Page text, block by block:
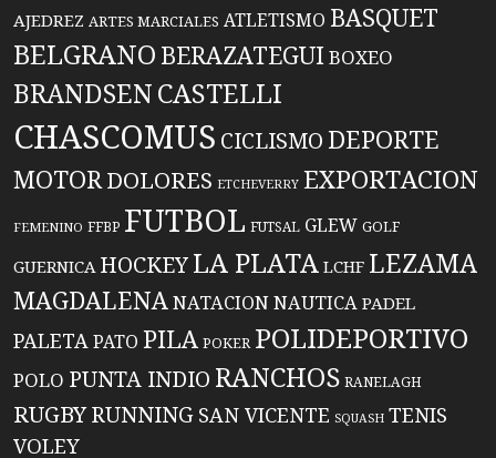
AJEDREZ ARTES MARCIALES ATLETISMO BASQUET
BELGRANO BERAZATEGUIBOXEO
BRANDSENCASTELLI
CHASCOMUS CICLISMO DEPORTE
MOTORDOLORES ETCHEVERRY EXPORTACION
FEMENINO FFBP FUTBOL FUTSAL GLEW GOLF
GUERNICA HOCKEYLA PLATA LCHF LEZAMA
MAGDALENANATACIONNAUTICA PADEL
PALETAPATO PILA POKER POLIDEPORTIVO
POLO PUNTA INDIO RANCHOS RANELAGH
RUGBYRUNNING SAN VICENTE SQUASH TENIS
VOLEY